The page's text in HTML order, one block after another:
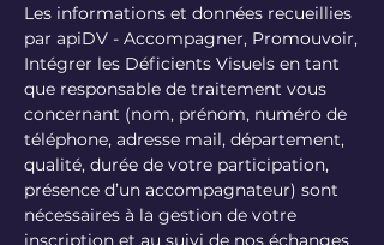
Les informations et données recueillies
par apiDV - Accompagner, Promouvoir,
Intégrer les Déficients Visuels en tant
que responsable de traitement vous
concernant (nom, prénom, numéro de
téléphone, adresse mail, département,
qualité, durée de votre participation,
présence d’un accompagnateur) sont
nécessaires à la gestion de votre
inscription et au suivi de nos échanges